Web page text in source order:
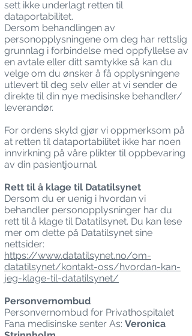
sett ikke underlagt retten til
dataportabilitet.
Dersom behandlingen av
personopplysningene om deg har rettslig
grunnlag i forbindelse med oppfyllelse av
en avtale eller ditt samtykke så kan du
velge om du ønsker å få opplysningene
utlevert til deg selv eller at vi sender de
direkte til din nye medisinske behandler/
leverandør.
For ordens skyld gjør vi oppmerksom på
at retten til dataportabilitet ikke har noen
innvirkning på våre plikter til oppbevaring
av din pasientjournal.
Rett til å klage til Datatilsynet
Dersom du er uenig i hvordan vi
behandler personopplysninger har du
rett til å klage til Datatilsynet. Du kan lese
mer om dette på Datatilsynet sine
nettsider:
https://www.datatilsynet.no/om-
datatilsynet/kontakt-oss/hvordan-kan-
jeg-klage-til-datatilsynet/
Personvernombud
Personvernombud for Privathospitalet
Fana medisinske senter As: Veronica